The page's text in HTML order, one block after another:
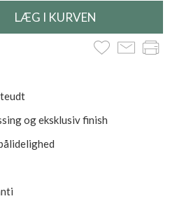
og eksklusiv finish